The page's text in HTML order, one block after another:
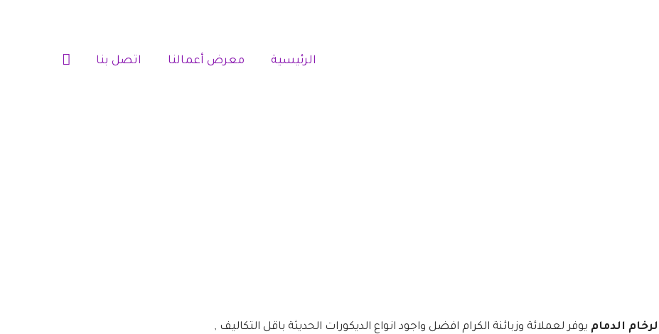
الرئيسية‎ معرض أعمالنا‎‎ اتصل بنا‎‎
الدمام يوفر لعملائة وزبائنة الكرام افضل واجود انواع الديكورات الحديثة باقل التكاليف ,